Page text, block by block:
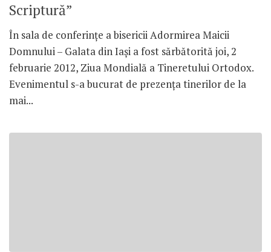
Scriptură”
În sala de conferinţe a bisericii Adormirea Maicii
Domnului – Galata din Iaşi a fost sărbătorită joi, 2
februarie 2012, Ziua Mondială a Tineretului Ortodox.
Evenimentul s-a bucurat de prezenţa tinerilor de la
mai...